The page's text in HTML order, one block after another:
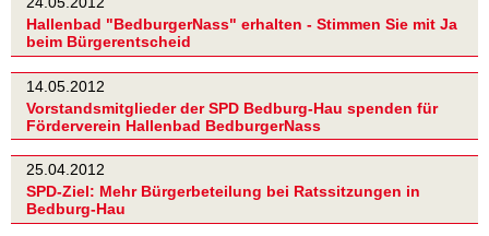
Hallenbad "BedburgerNass" erhalten - Stimmen Sie mit Ja
beim Bürgerentscheid
14.05.2012
Vorstandsmitglieder der SPD Bedburg-Hau spenden für
Förderverein Hallenbad BedburgerNass
25.04.2012
SPD-Ziel: Mehr Bürgerbeteilung bei Ratssitzungen in
Bedburg-Hau